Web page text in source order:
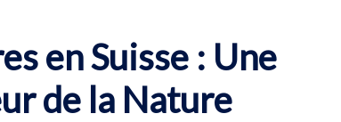
en Suisse : Une
de la Nature